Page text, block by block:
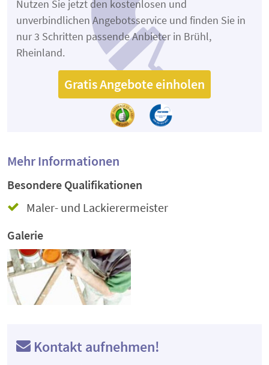
Nutzen Sie jetzt den kostenlosen und
unverbindlichen Angebotsservice und finden Sie in
nur 3 Schritten passende Anbieter in Brühl,
Rheinland.
Gratis Angebote einholen
Mehr Informationen
Besondere Qualifikationen
Maler- und Lackierermeister
Galerie
Kontakt aufnehmen!